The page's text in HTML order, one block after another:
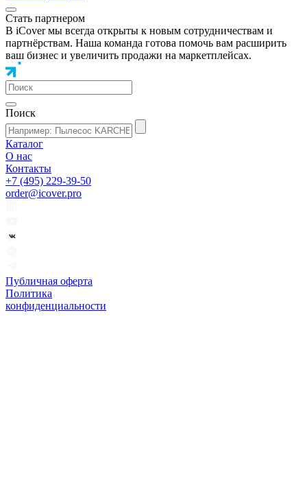
Стать партнером
В iCover мы всегда открыты к новым сотрудничествам и
партнёрствам. Наша команда готова помочь вам расширить
ваш бизнес и увеличить продажи на маркетплейсах.
Поиск
Каталог
О нас
Контакты
+7 (495) 229-39-50
order@icover.pro
Публичная оферта
Политика
конфиденциальности